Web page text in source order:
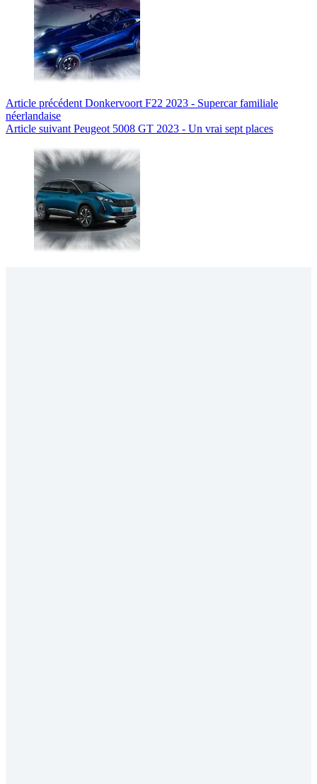
Article précédent Donkervoort F22 2023 - Supercar familiale
néerlandaise
Article suivant Peugeot 5008 GT 2023 - Un vrai sept places